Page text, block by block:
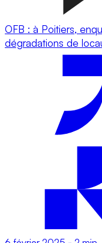
OFB : à Poitiers,
dégradations de